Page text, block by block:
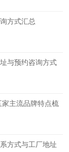
方式汇总
与预约咨询方式
主流品牌特点梳
方式与工厂地址